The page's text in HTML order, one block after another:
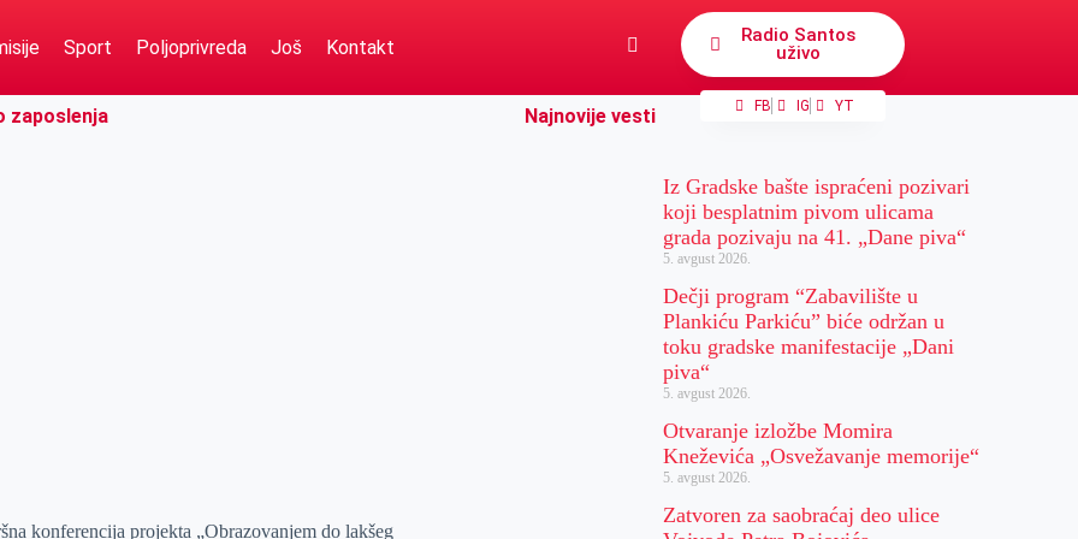
Sport Poljoprivreda Još Kontakt
Radio Santos
uživo
FB IG YT
zaposlenja
konferencija projekta „Obrazovanjem do lakšeg
Najnovije vesti
Iz Gradske bašte ispraćeni pozivari
koji besplatnim pivom ulicama
grada pozivaju na 41. „Dane piva“
5. avgust 2026.
Dečji program “Zabavilište u
Plankiću Parkiću” biće održan u
toku gradske manifestacije „Dani
piva“
5. avgust 2026.
Otvaranje izložbe Momira
Kneževića „Osvežavanje memorije“
5. avgust 2026.
Zatvoren za saobraćaj deo ulice